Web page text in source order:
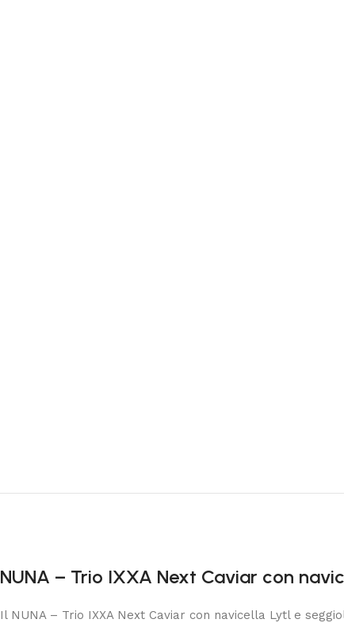
NUNA – Trio IXXA Next Caviar con
Il NUNA – Trio IXXA Next Caviar con navicella Lytl e